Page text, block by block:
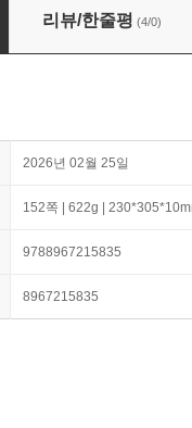
리뷰/한줄평 (4/0)
2026년 02월 25일
152쪽 | 622g |
9788967215835
8967215835